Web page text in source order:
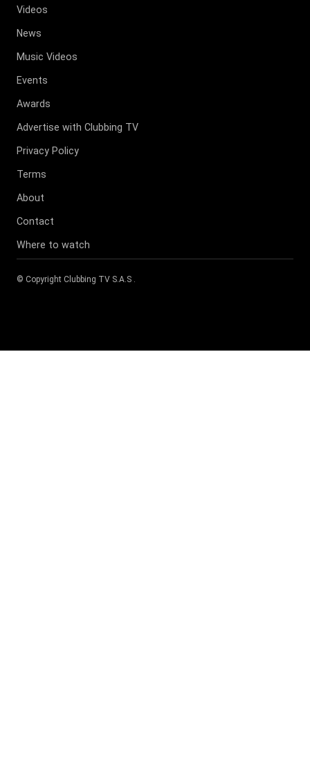
Videos
News
Music Videos
Events
Awards
Advertise with Clubbing TV
Privacy Policy
Terms
About
Contact
Where to watch
© Copyright Clubbing TV S.A.S .